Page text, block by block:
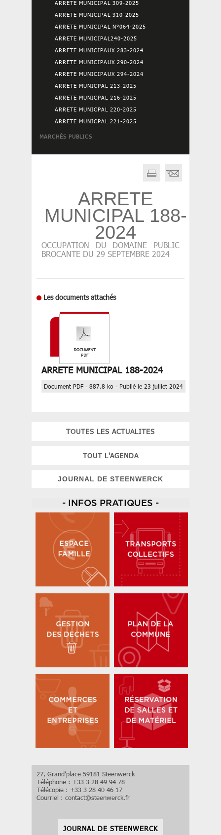
ARRETE MUNICIPAL 309-2025
ARRETE MUNICIPAL 310-2025
ARRETE MUNICIPAL N°064-2025
ARRETE MUNICIPAL240-2025
ARRETE MUNICIPAUX 283-2024
ARRETE MUNICIPAUX 290-2024
ARRETE MUNICIPAUX 294-2024
ARRETE MUNICPAL 213-2025
ARRETE MUNICPAL 216-2025
ARRETE MUNICPAL 220-2025
ARRETE MUNICPAL 221-2025
MARCHÉS PUBLICS
ARRETE
MUNICIPAL 188-
2024
OCCUPATION DU DOMAINE PUBLIC
BROCANTE DU 29 SEPTEMBRE 2024
Les documents attachés
ARRETE MUNICIPAL 188-2024
Document PDF - 887.8 ko - Publié le 23 juillet 2024
TOUTES LES ACTUALITES
TOUT L'AGENDA
JOURNAL DE STEENWERCK
- INFOS PRATIQUES -
27, Grand’place 59181 Steenwerck
Téléphone : +33 3 28 49 94 78
Télécopie : +33 3 28 40 46 17
Courriel : contact@steenwerck.fr
JOURNAL DE STEENWERCK